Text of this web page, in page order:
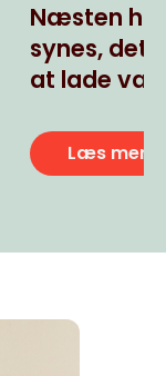
Næsten
synes,
at lade
snacks
Læs mere